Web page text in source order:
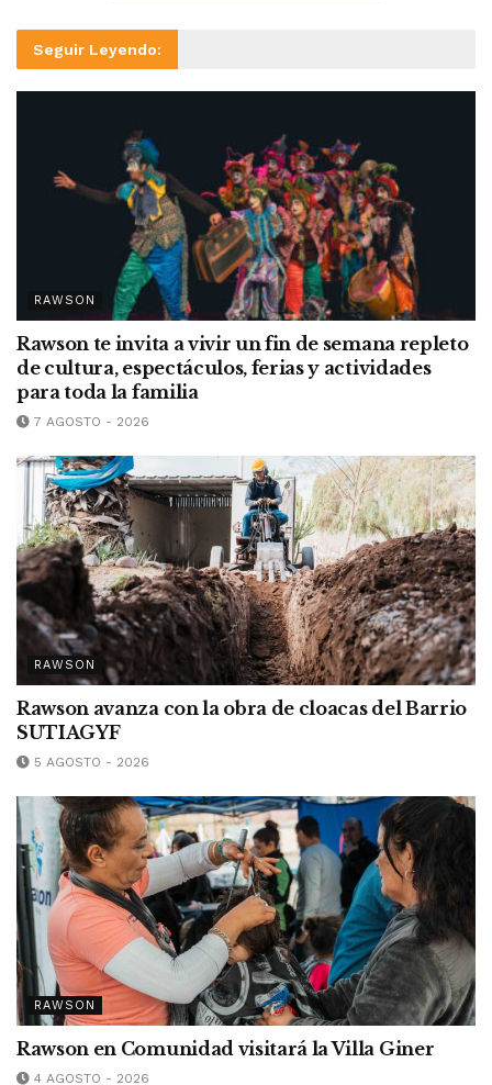
Seguir Leyendo:
RAWSON
Rawson te invita a vivir un fin de semana repleto
de cultura, espectáculos, ferias y actividades
para toda la familia
7 AGOSTO - 2026
RAWSON
Rawson avanza con la obra de cloacas del Barrio
SUTIAGYF
5 AGOSTO - 2026
RAWSON
Rawson en Comunidad visitará la Villa Giner
4 AGOSTO - 2026